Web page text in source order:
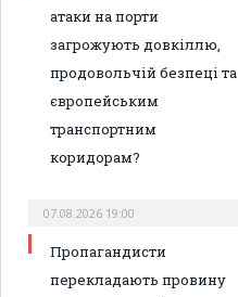
атаки на порти
загрожують довкіллю,
продовольчій безпеці та
європейським
транспортним
коридорам?
07.08.2026 19:00
Пропагандисти
перекладають провину